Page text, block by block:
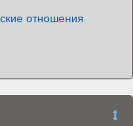
отношения